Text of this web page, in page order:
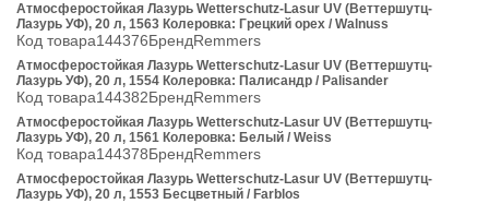
Атмосферостойкая Лазурь Wetterschutz-Lasur UV (Веттершутц-
Лазурь УФ), 20 л, 1563 Колеровка: Грецкий орех / Walnuss
Код товара144376БрендRemmers
Атмосферостойкая Лазурь Wetterschutz-Lasur UV (Веттершутц-
Лазурь УФ), 20 л, 1554 Колеровка: Палисандр / Palisander
Код товара144382БрендRemmers
Атмосферостойкая Лазурь Wetterschutz-Lasur UV (Веттершутц-
Лазурь УФ), 20 л, 1561 Колеровка: Белый / Weiss
Код товара144378БрендRemmers
Атмосферостойкая Лазурь Wetterschutz-Lasur UV (Веттершутц-
Лазурь УФ), 20 л, 1553 Бесцветный / Farblos